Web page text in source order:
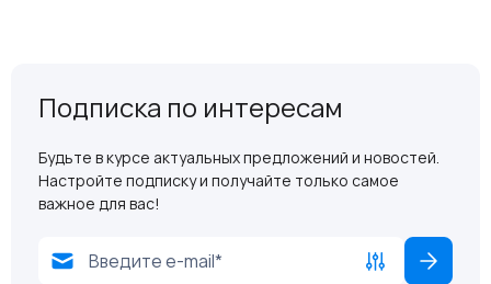
Подписка по интересам
Будьте в курсе актуальных предложений и новостей.
Настройте подписку и получайте только самое
важное для вас!